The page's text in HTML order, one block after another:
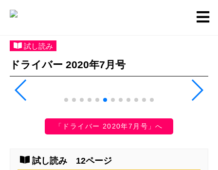
試し読み
ドライバー 2020年7月号
「ドライバー 2020年7月号」へ
試し読み 12ページ